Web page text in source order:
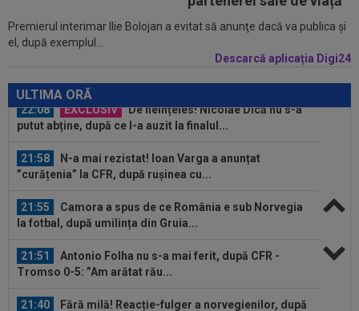
Premierul interimar Ilie Bolojan a evitat să anunţe dacă va publica şi
el, după exemplul...
Descarcă aplicația Digi24
ULTIMA ORĂ
22:22 EXCLUSIV
Folha, OUT de la CFR Cluj după
dezastrul cu Tromso! ”Îi dau afară pe toți!”...
putut abține, după ce l-a auzit la finalul...
21:58
N-a mai rezistat! Ioan Varga a anunțat
21:55
Camora a spus de ce România e sub Norvegia
21:51
Antonio Folha nu s-a mai ferit, după CFR -
21:40
Fără milă! Reacție-fulger a norvegienilor, după